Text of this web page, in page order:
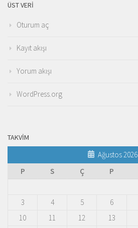
ÜST VERI
Oturum aç
Kayıt akışı
Yorum akışı
WordPress.org
TAKVIM
Ağustos 2026
P
S Ç P
3
4 5 6
10
11 12 13